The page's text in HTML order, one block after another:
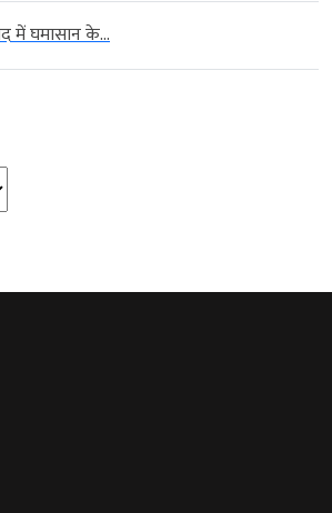
में घमासान के...